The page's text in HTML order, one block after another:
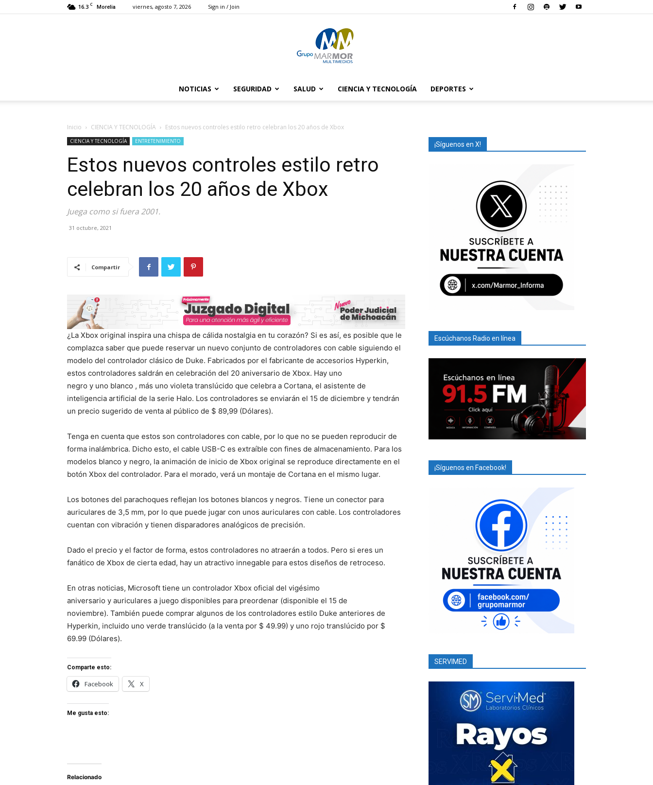
16.3 C Morelia viernes, agosto 7, 2026 Sign in / Join
Marmor
NOTICIAS SEGURIDAD SALUD CIENCIA Y TECNOLOGÍA DEPORTES
Inicio CIENCIA Y TECNOLOGÍA Estos nuevos controles estilo retro celebran los 20 años de Xbox
CIENCIA Y TECNOLOGÍA ENTRETENIMIENTO
Estos nuevos controles estilo retro
celebran los 20 años de Xbox
Juega como si fuera 2001.
31 octubre, 2021
Compartir
¿La Xbox original inspira una chispa de cálida nostalgia en tu corazón? Si es así, es posible que le
complazca saber que puede reservar un nuevo conjunto de controladores con cable siguiendo el
modelo del controlador clásico de Duke. Fabricados por el fabricante de accesorios Hyperkin,
estos controladores saldrán en celebración del 20 aniversario de Xbox. Hay uno
negro y uno blanco , más uno violeta translúcido que celebra a Cortana, el asistente de
inteligencia artificial de la serie Halo. Los controladores se enviarán el 15 de diciembre y tendrán
un precio sugerido de venta al público de $ 89,99 (Dólares).
Tenga en cuenta que estos son controladores con cable, por lo que no se pueden reproducir de
forma inalámbrica. Dicho esto, el cable USB-C es extraíble con fines de almacenamiento. Para los
modelos blanco y negro, la animación de inicio de Xbox original se reproduce directamente en el
botón Xbox del controlador. Para el morado, verá un montaje de Cortana en el mismo lugar.
Los botones del parachoques reflejan los botones blancos y negros. Tiene un conector para
auriculares de 3,5 mm, por lo que puede jugar con unos auriculares con cable. Los controladores
cuentan con vibración y tienen disparadores analógicos de precisión.
Dado el precio y el factor de forma, estos controladores no atraerán a todos. Pero si eres un
fanático de Xbox de cierta edad, hay un atractivo innegable para estos diseños de retroceso.
En otras noticias, Microsoft tiene un controlador Xbox oficial del vigésimo
aniversario y auriculares a juego disponibles para preordenar (disponible el 15 de
noviembre). También puede comprar algunos de los controladores estilo Duke anteriores de
Hyperkin, incluido uno verde translúcido (a la venta por $ 49.99) y uno rojo translúcido por $
69.99 (Dólares).
Comparte esto:
Facebook X
Me gusta esto:
Relacionado
¡Síguenos en X!
Escúchanos Radio en línea
¡Síguenos en Facebook!
SERVIMED